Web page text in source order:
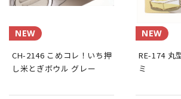
NEW
CH-2146 こめコレ！いち押
し米とぎボウル グレー
NEW
RE-174 丸
ミ